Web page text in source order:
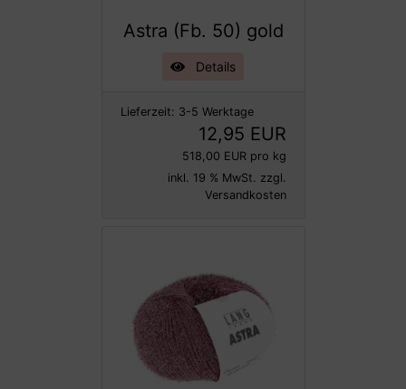
Astra (Fb. 50) gold
Details
Lieferzeit: 3-5 Werktage
12,95 EUR
518,00 EUR pro kg
inkl. 19 % MwSt. zzgl.
Versandkosten